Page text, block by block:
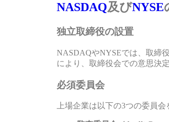
NASDAQ及びNYSE
独立取締役の設置
NASDAQやNYSEでは、取締
により、取締役会での意思決
必須委員会
上場企業は以下の3つの委員